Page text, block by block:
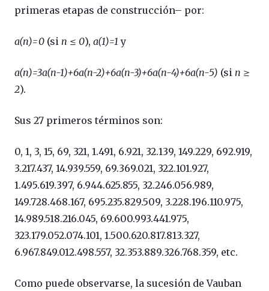
primeras etapas de construcción– por:
a(n)=0 (si n ≤ 0), a(1)=1 y
a(n)=3a(n-1)+6a(n-2)+6a(n-3)+6a(n-4)+6a(n-5) (si n ≥
2).
Sus 27 primeros términos son:
0, 1, 3, 15, 69, 321, 1.491, 6.921, 32.139, 149.229, 692.919,
3.217.437, 14.939.559, 69.369.021, 322.101.927,
1.495.619.397, 6.944.625.855, 32.246.056.989,
149.728.468.167, 695.235.829.509, 3.228.196.110.975,
14.989.518.216.045, 69.600.993.441.975,
323.179.052.074.101, 1.500.620.817.813.327,
6.967.849.012.498.557, 32.353.889.326.768.359, etc.
Como puede observarse, la sucesión de Vauban